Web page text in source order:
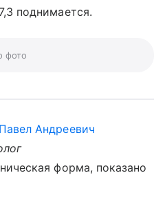
поднимается.
фото
Андреевич
форма, показано